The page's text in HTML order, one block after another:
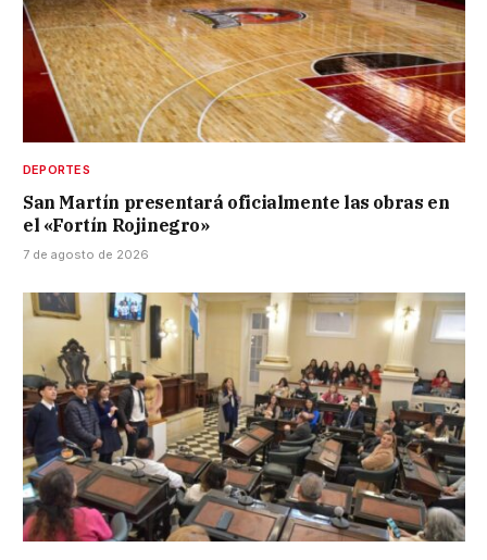
DEPORTES
San Martín presentará oficialmente las obras en
el «Fortín Rojinegro»
7 de agosto de 2026